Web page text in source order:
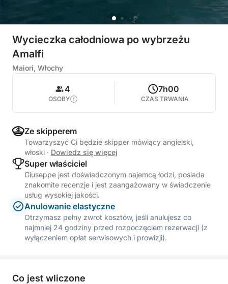
Wycieczka całodniowa po wybrzeżu
Amalfi
Maiori, Włochy
4
OSOBY
7h00
CZAS TRWANIA
Ze skipperem
Towarzyszyć Ci będzie skipper mówiący angielski,
włoski · Dowiedz się więcej
Super właściciel
Giuseppe jest doświadczonym najemcą łodzi, posiada
znakomite recenzje i jest zaangażowany w świadczenie
usług wysokiej jakości.
Anulowanie elastyczne
Otrzymasz pełny zwrot kosztów, jeśli anulujesz co
najmniej 24 godziny przed rozpoczęciem rezerwacji (z
wyłączeniem opłat serwisowych i prowizji).
Co jest wliczone